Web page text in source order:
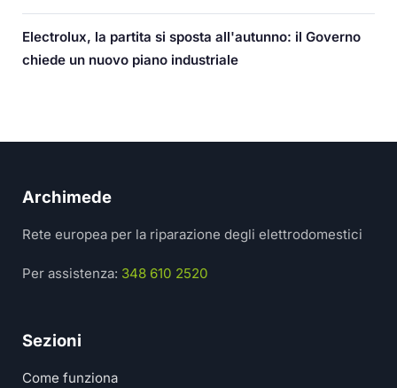
Electrolux, la partita si sposta all'autunno: il Governo
chiede un nuovo piano industriale
Archimede
Rete europea per la riparazione degli elettrodomestici
Per assistenza: 348 610 2520
Sezioni
Come funziona